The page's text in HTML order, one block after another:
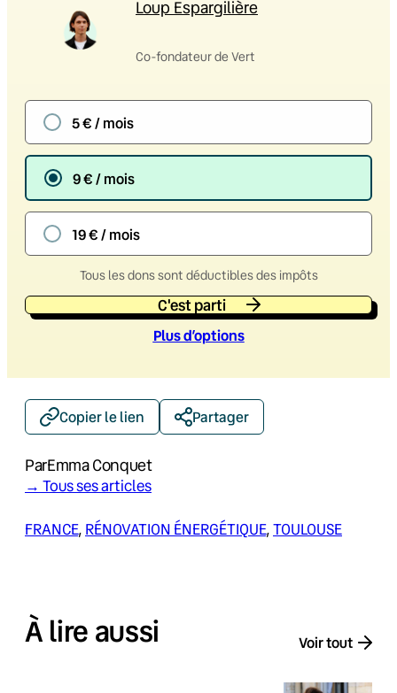
Loup Espargilière
Co-fondateur de Vert
5 € / mois
9 € / mois
19 € / mois
Tous les dons sont déductibles des impôts
C'est parti
Plus d’options
Copier le lien Partager
ParEmma Conquet
→ Tous ses articles
FRANCE, RÉNOVATION ÉNERGÉTIQUE, TOULOUSE
À lire aussi Voir tout